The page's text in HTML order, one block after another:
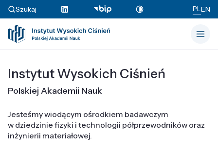
Szukaj PLEN
Instytut Wysokich Ciśnień
Polskiej Akademii Nauk
Jesteśmy wiodącym ośrodkiem badawczym
w dziedzinie fizyki i technologii półprzewodników oraz
inżynierii materiałowej.